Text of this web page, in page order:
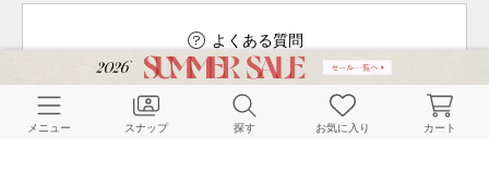
よくある質問
メニュー スナップ 探す お気に入り カート